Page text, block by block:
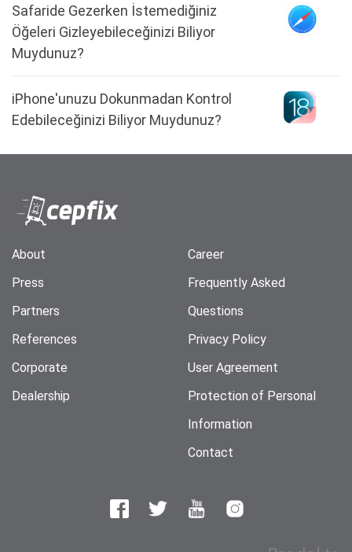
Safaride Gezerken İstemediğiniz
Öğeleri Gizleyebileceğinizi Biliyor
Muydunuz?
iPhone'unuzu Dokunmadan Kontrol
Edebileceğinizi Biliyor Muydunuz?
About
Press
Partners
References
Corporate
Dealership
Career
Frequently Asked
Questions
Privacy Policy
User Agreement
Protection of Personal
Information
Contact